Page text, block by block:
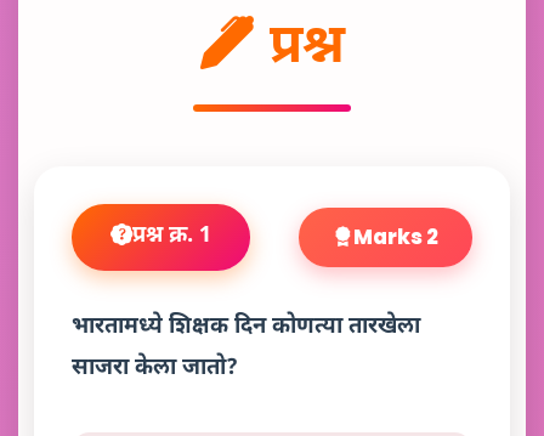
प्रश्न
प्रश्न क्र. 1 Marks 2
भारतामध्ये शिक्षक दिन कोणत्या तारखेला
साजरा केला जातो?